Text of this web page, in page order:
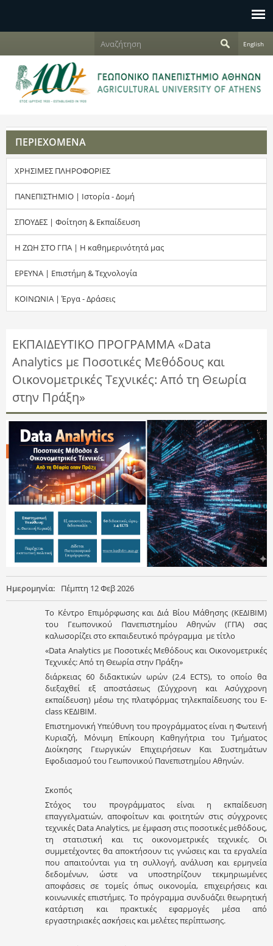
Φ
ό
μ
α
α
ν
α
ζ
ή
τ
σ
η
ς
ζ
ή
τ
η
English
ΠΕΡΙΕΧΟΜΕΝΑ
ΧΡΗΣΙΜΕΣ ΠΛΗΡΟΦΟΡΙΕΣ
ΠΑΝΕΠΙΣΤΗΜΙΟ | Ιστορία - Δομή
ΣΠΟΥΔΕΣ | Φοίτηση & Εκπαίδευση
Η ΖΩΗ ΣΤΟ ΓΠΑ | Η καθημερινότητά μας
ΕΡΕΥΝΑ | Επιστήμη & Τεχνολογία
ΚΟΙΝΩΝΙΑ | Έργα - Δράσεις
ΕΚΠΑΙΔΕΥΤΙΚΟ ΠΡΟΓΡΑΜΜΑ «Data
Analytics με Ποσοτικές Μεθόδους και
Οικονομετρικές Τεχνικές: Από τη Θεωρία
στην Πράξη»
Ημερομηνία: Πέμπτη 12 Φεβ 2026
Το Κέντρο Επιμόρφωσης και Διά Βίου Μάθησης (ΚΕΔΙΒΙΜ)
του Γεωπονικού Πανεπιστημίου Αθηνών (ΓΠΑ) σας
καλωσορίζει στο εκπαιδευτικό πρόγραμμα με τίτλο
«Data Analytics με Ποσοτικές Μεθόδους και Οικονομετρικές
Τεχνικές: Από τη Θεωρία στην Πράξη»
διάρκειας 60 διδακτικών ωρών (2.4 ECTS), το οποίο θα
διεξαχθεί εξ αποστάσεως (Σύγχρονη και Ασύγχρονη
εκπαίδευση) μέσω της πλατφόρμας τηλεκπαίδευσης του E-
class ΚΕΔΙΒΙΜ.
Επιστημονική Υπεύθυνη του προγράμματος είναι η Φωτεινή
Κυριαζή, Μόνιμη Επίκουρη Καθηγήτρια του Τμήματος
Διοίκησης Γεωργικών Επιχειρήσεων Και Συστημάτων
Εφοδιασμού του Γεωπονικού Πανεπιστημίου Αθηνών.
Σκοπός
Στόχος του προγράμματος είναι η εκπαίδευση
επαγγελματιών, αποφοίτων και φοιτητών στις σύγχρονες
τεχνικές Data Analytics, με έμφαση στις ποσοτικές μεθόδους,
τη στατιστική και τις οικονομετρικές τεχνικές. Οι
συμμετέχοντες θα αποκτήσουν τις γνώσεις και τα εργαλεία
που απαιτούνται για τη συλλογή, ανάλυση και ερμηνεία
δεδομένων, ώστε να υποστηρίζουν τεκμηριωμένες
αποφάσεις σε τομείς όπως οικονομία, επιχειρήσεις και
κοινωνικές επιστήμες. Το πρόγραμμα συνδυάζει θεωρητική
κατάρτιση και πρακτικές εφαρμογές μέσα από
εργαστηριακές ασκήσεις και μελέτες περίπτωσης.